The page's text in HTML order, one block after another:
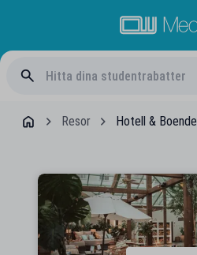
Resor Hotell & Boende